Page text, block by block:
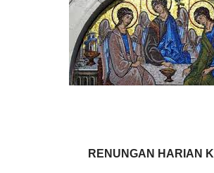
RENUNGAN HARIAN